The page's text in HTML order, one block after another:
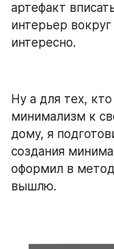
артефакт
интерьер
интересно.
Ну а для тех,
минимализм к
дому, я
создания
оформил в
вышлю.